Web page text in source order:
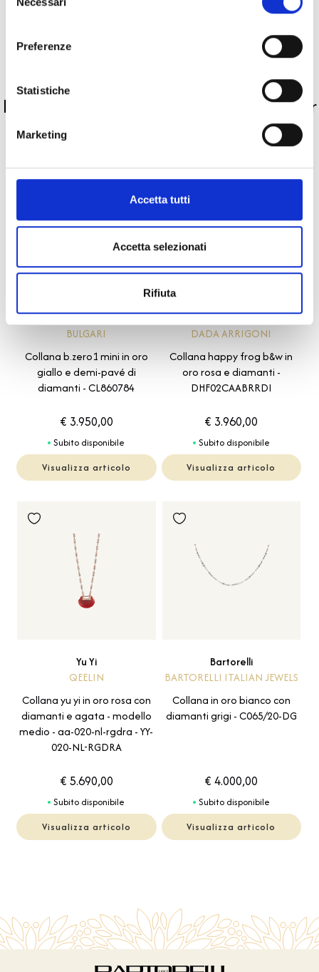
del
Preferenze
Statistiche
Marketing
Accetta tutti
Accetta selezionati
Rifiuta
Pietre preziose
La nostra selezione di prodotti scelti per
B.zero1
BULGARI
Collana b.zero1 mini in oro
giallo e demi-pavé di
diamanti - CL860784
€ 3.950,00
Subito disponibile
Visualizza articolo
Happy Frog
DADA ARRIGONI
Collana happy frog b&w in
oro rosa e diamanti -
DHF02CAABRRDI
€ 3.960,00
Subito disponibile
Visualizza articolo
Yu Yi
QEELIN
Collana yu yi in oro rosa con
diamanti e agata - modello
medio - aa-020-nl-rgdra - YY-
020-NL-RGDRA
€ 5.690,00
Subito disponibile
Visualizza articolo
Bartorelli
BARTORELLI ITALIAN JEWELS
Collana in oro bianco con
diamanti grigi - C065/20-DG
€ 4.000,00
Subito disponibile
Visualizza articolo